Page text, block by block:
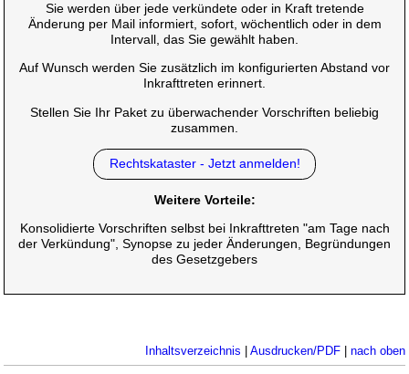
Sie werden über jede verkündete oder in Kraft tretende
Änderung per Mail informiert, sofort, wöchentlich oder in dem
Intervall, das Sie gewählt haben.
Auf Wunsch werden Sie zusätzlich im konfigurierten Abstand vor
Inkrafttreten erinnert.
Stellen Sie Ihr Paket zu überwachender Vorschriften beliebig
zusammen.
Rechtskataster - Jetzt anmelden!
Weitere Vorteile:
Konsolidierte Vorschriften selbst bei Inkrafttreten "am Tage nach
der Verkündung", Synopse zu jeder Änderungen, Begründungen
des Gesetzgebers
Inhaltsverzeichnis Ausdrucken/PDF| nach oben